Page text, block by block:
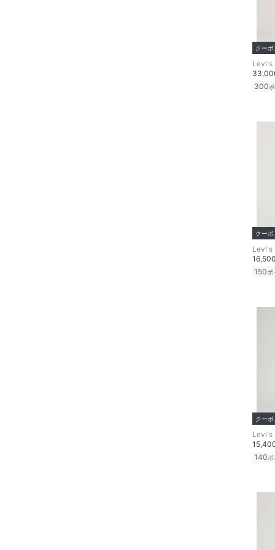
クー
Levi's
300
クー
Levi's
150ポ
クー
Levi's
140ポ